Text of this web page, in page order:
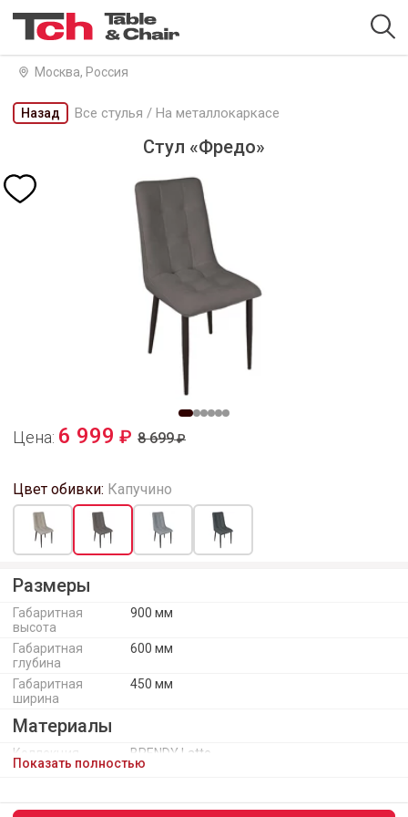
Москва, Россия
Назад Все стулья / На металлокаркасе
Стул «Фредо»
Цена: 6 999 8 699
Цвет обивки: Капучино
Размеры
Габаритная
высота
900 мм
Габаритная
глубина
600 мм
Габаритная
ширина
450 мм
Материалы
Коллекция
обивочного
BRENDY Latte
Материал
Металл
Показать полностью